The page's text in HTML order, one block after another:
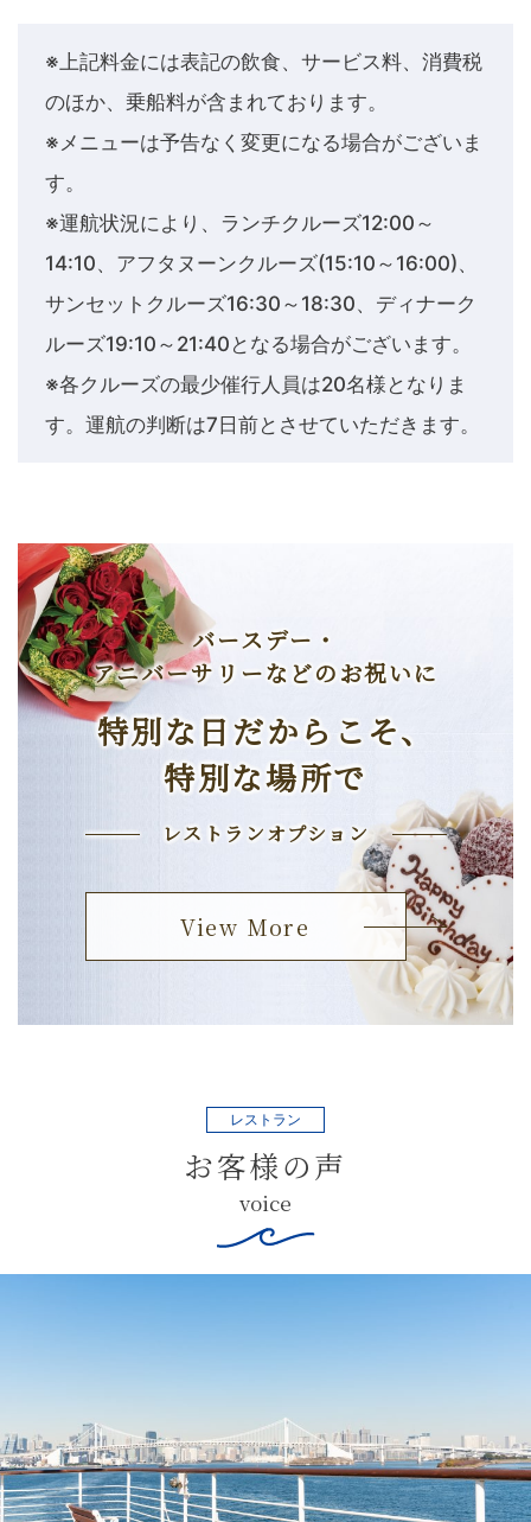
※上記料金には表記の飲食、サービス料、消費税
のほか、乗船料が含まれております。
※メニューは予告なく変更になる場合がございま
す。
※運航状況により、ランチクルーズ12:00～
14:10、アフタヌーンクルーズ(15:10～16:00)、
サンセットクルーズ16:30～18:30、ディナーク
ルーズ19:10～21:40となる場合がございます。
※各クルーズの最少催行人員は20名様となりま
す。運航の判断は7日前とさせていただきます。
バースデー・
アニバーサリーなどのお祝いに
特別な日だからこそ、
特別な場所で
レストランオプション
View More
レストラン
お客様の声
voice